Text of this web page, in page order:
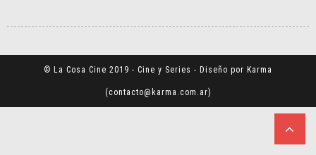
© La Cosa Cine 2019 - Cine y Series - Diseño por Karma
(contacto@karma.com.ar)